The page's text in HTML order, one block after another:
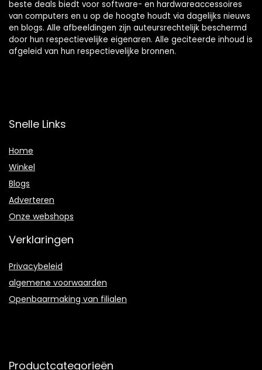
beste deals biedt voor software- en hardwareaccessoires
van computers en u op de hoogte houdt via dagelijks nieuws
en blogs. Alle afbeeldingen zijn auteursrechtelijk beschermd
door hun respectievelijke eigenaren. Alle geciteerde inhoud is
afgeleid van hun respectievelijke bronnen.
Snelle Links
Home
Winkel
Blogs
Adverteren
Onze webshops
Verklaringen
Privacybeleid
algemene voorwaarden
Openbaarmaking van filialen
Productcategorieën